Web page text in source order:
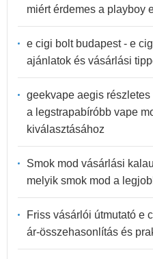
miért érdemes a playboy
e cigi bolt budapest - e
ajánlatok és vásárlási
geekvape aegis
a legstrapabíróbb vape
kiválasztásához
Smok mod vásárlási
melyik smok mod a
Friss vásárlói útmutató e
ár-összehasonlítás és